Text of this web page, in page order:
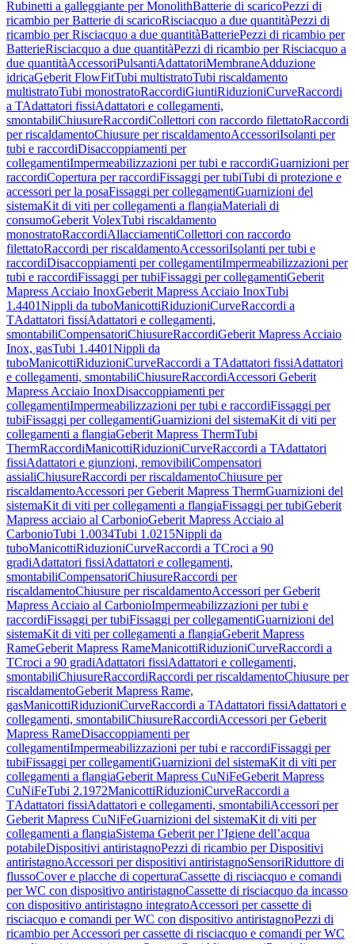
Rubinetti a galleggiante per MonolithBatterie di scaricoPezzi di
ricambio per Batterie di scaricoRisciacquo a due quantitàPezzi di
ricambio per Risciacquo a due quantitàBatteriePezzi di ricambio per
BatterieRisciacquo a due quantitàPezzi di ricambio per Risciacquo a
due quantitàAccessoriPulsantiAdattatoriMembraneAdduzione
idricaGeberit FlowFitTubi multistratoTubi riscaldamento
multistratoTubi monostratoRaccordiGiuntiRiduzioniCurveRaccordi
a TAdattatori fissiAdattatori e collegamenti,
smontabiliChiusureRaccordiCollettori con raccordo filettatoRaccordi
per riscaldamentoChiusure per riscaldamentoAccessoriIsolanti per
tubi e raccordiDisaccoppiamenti per
collegamentiImpermeabilizzazioni per tubi e raccordiGuarnizioni per
raccordiCopertura per raccordiFissaggi per tubiTubi di protezione e
accessori per la posaFissaggi per collegamentiGuarnizioni del
sistemaKit di viti per collegamenti a flangiaMateriali di
consumoGeberit VolexTubi riscaldamento
monostratoRaccordiAllacciamentiCollettori con raccordo
filettatoRaccordi per riscaldamentoAccessoriIsolanti per tubi e
raccordiDisaccoppiamenti per collegamentiImpermeabilizzazioni per
tubi e raccordiFissaggi per tubiFissaggi per collegamentiGeberit
Mapress Acciaio InoxGeberit Mapress Acciaio InoxTubi
1.4401Nippli da tuboManicottiRiduzioniCurveRaccordi a
TAdattatori fissiAdattatori e collegamenti,
smontabiliCompensatoriChiusureRaccordiGeberit Mapress Acciaio
Inox, gasTubi 1.4401Nippli da
tuboManicottiRiduzioniCurveRaccordi a TAdattatori fissiAdattatori
e collegamenti, smontabiliChiusureRaccordiAccessori Geberit
Mapress Acciaio InoxDisaccoppiamenti per
collegamentiImpermeabilizzazioni per tubi e raccordiFissaggi per
tubiFissaggi per collegamentiGuarnizioni del sistemaKit di viti per
collegamenti a flangiaGeberit Mapress ThermTubi
ThermRaccordiManicottiRiduzioniCurveRaccordi a TAdattatori
fissiAdattatori e giunzioni, removibiliCompensatori
assialiChiusureRaccordi per riscaldamentoChiusure per
riscaldamentoAccessori per Geberit Mapress ThermGuarnizioni del
sistemaKit di viti per collegamenti a flangiaFissaggi per tubiGeberit
Mapress acciaio al CarbonioGeberit Mapress Acciaio al
CarbonioTubi 1.0034Tubi 1.0215Nippli da
tuboManicottiRiduzioniCurveRaccordi a TCroci a 90
gradiAdattatori fissiAdattatori e collegamenti,
smontabiliCompensatoriChiusureRaccordi per
riscaldamentoChiusure per riscaldamentoAccessori per Geberit
Mapress Acciaio al CarbonioImpermeabilizzazioni per tubi e
raccordiFissaggi per tubiFissaggi per collegamentiGuarnizioni del
sistemaKit di viti per collegamenti a flangiaGeberit Mapress
RameGeberit Mapress RameManicottiRiduzioniCurveRaccordi a
TCroci a 90 gradiAdattatori fissiAdattatori e collegamenti,
smontabiliChiusureRaccordiRaccordi per riscaldamentoChiusure per
riscaldamentoGeberit Mapress Rame,
gasManicottiRiduzioniCurveRaccordi a TAdattatori fissiAdattatori e
collegamenti, smontabiliChiusureRaccordiAccessori per Geberit
Mapress RameDisaccoppiamenti per
collegamentiImpermeabilizzazioni per tubi e raccordiFissaggi per
tubiFissaggi per collegamentiGuarnizioni del sistemaKit di viti per
collegamenti a flangiaGeberit Mapress CuNiFeGeberit Mapress
CuNiFeTubi 2.1972ManicottiRiduzioniCurveRaccordi a
TAdattatori fissiAdattatori e collegamenti, smontabiliAccessori per
Geberit Mapress CuNiFeGuarnizioni del sistemaKit di viti per
collegamenti a flangiaSistema Geberit per l’Igiene dell’acqua
potabileDispositivi antiristagnoPezzi di ricambio per Dispositivi
antiristagnoAccessori per dispositivi antiristagnoSensoriRiduttore di
flussoCover e placche di coperturaCassette di risciacquo e comandi
per WC con dispositivo antiristagnoCassette di risciacquo da incasso
con dispositivo antiristagno integratoAccessori per cassette di
risciacquo e comandi per WC con dispositivo antiristagnoPezzi di
ricambio per Accessori per cassette di risciacquo e comandi per WC